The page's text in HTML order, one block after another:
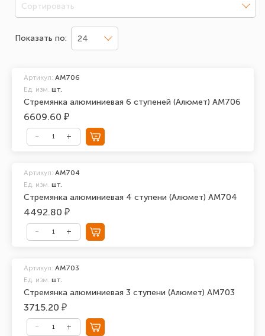
Сортировать
Показать по: 24
Стремянка алюминиевая 6 ступеней (Алюмет) AM706
Артикул: AM706
Ед. изм. шт.
6609.60 ₽
Стремянка алюминиевая 4 ступени (Алюмет) AM704
Артикул: AM704
Ед. изм. шт.
4492.80 ₽
Стремянка алюминиевая 3 ступени (Алюмет) AM703
Артикул: AM703
Ед. изм. шт.
3715.20 ₽